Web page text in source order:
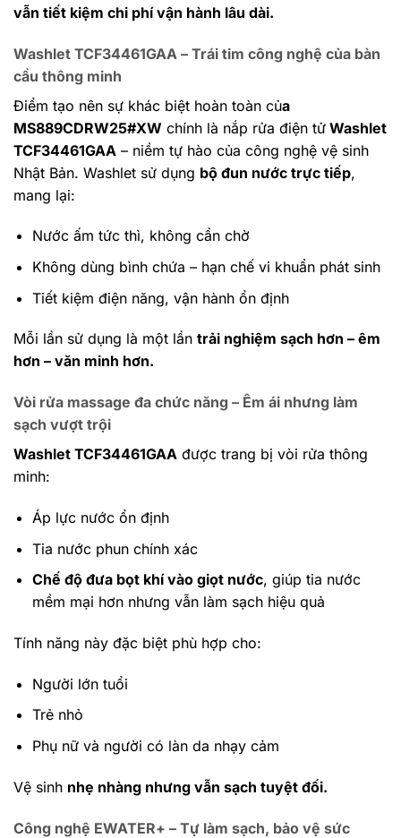
vẫn tiết kiệm chi phí vận hành lâu dài.
Washlet TCF34461GAA – Trái tim công nghệ của bàn
cầu thông minh
Điểm tạo nên sự khác biệt hoàn toàn của
MS889CDRW25#XW chính là nắp rửa điện tử Washlet
TCF34461GAA – niềm tự hào của công nghệ vệ sinh
Nhật Bản. Washlet sử dụng bộ đun nước trực tiếp,
mang lại:
Nước ấm tức thì, không cần chờ
Không dùng bình chứa – hạn chế vi khuẩn phát sinh
Tiết kiệm điện năng, vận hành ổn định
Mỗi lần sử dụng là một lần trải nghiệm sạch hơn – êm
hơn – văn minh hơn.
Vòi rửa massage đa chức năng – Êm ái nhưng làm
sạch vượt trội
Washlet TCF34461GAA được trang bị vòi rửa thông
minh:
Áp lực nước ổn định
Tia nước phun chính xác
Chế độ đưa bọt khí vào giọt nước, giúp tia nước
mềm mại hơn nhưng vẫn làm sạch hiệu quả
Tính năng này đặc biệt phù hợp cho:
Người lớn tuổi
Trẻ nhỏ
Phụ nữ và người có làn da nhạy cảm
Vệ sinh nhẹ nhàng nhưng vẫn sạch tuyệt đối.
Công nghệ EWATER+ – Tự làm sạch, bảo vệ sức